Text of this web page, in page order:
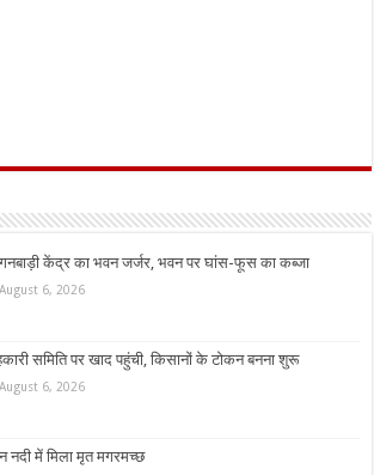
केंद्र का भवन जर्जर, भवन पर घांस-फूस का कब्जा
August 6, 2026
समिति पर खाद पहुंची, किसानों के टोकन बनना शुरू
August 6, 2026
नदी में मिला मृत मगरमच्छ